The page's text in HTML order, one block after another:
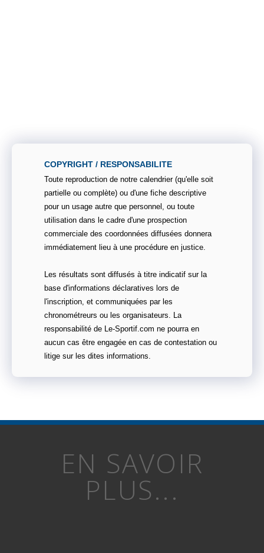
COPYRIGHT / RESPONSABILITE
Toute reproduction de notre calendrier (qu'elle soit
partielle ou complète) ou d'une fiche descriptive
pour un usage autre que personnel, ou toute
utilisation dans le cadre d'une prospection
commerciale des coordonnées diffusées donnera
immédiatement lieu à une procédure en justice.
Les résultats sont diffusés à titre indicatif sur la
base d'informations déclaratives lors de
l'inscription, et communiquées par les
chronométreurs ou les organisateurs. La
responsabilité de Le-Sportif.com ne pourra en
aucun cas être engagée en cas de contestation ou
litige sur les dites informations.
EN SAVOIR
PLUS...